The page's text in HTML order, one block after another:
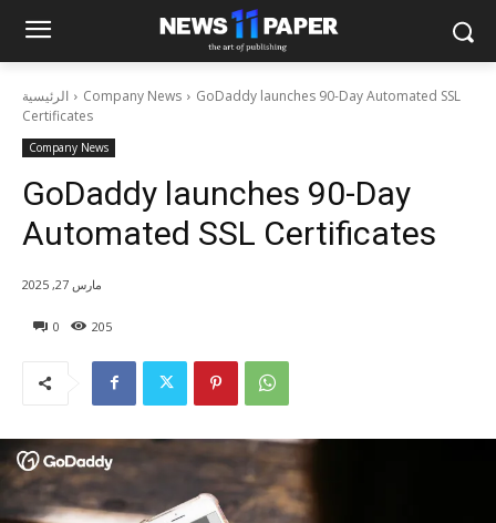
الرئيسية Company News
GoDaddy launches 90-Day Automated SSL
Certificates
Company News
GoDaddy launches 90-Day
Automated SSL Certificates
0 205
مارس 27, 2025